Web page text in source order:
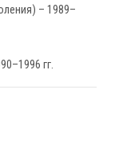
– 1989–
гг.